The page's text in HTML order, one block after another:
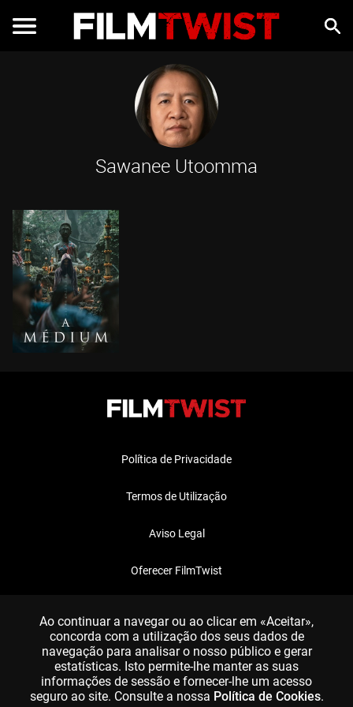
Sawanee Utoomma
Política de Privacidade
Termos de Utilização
Aviso Legal
Oferecer FilmTwist
Ao continuar a navegar ou ao clicar em «Aceitar»,
concorda com a utilização dos seus dados de
navegação para analisar o nosso público e gerar
estatísticas. Isto permite-lhe manter as suas
informações de sessão e fornecer-lhe um acesso
seguro ao site. Consulte a nossa Política de Cookies.